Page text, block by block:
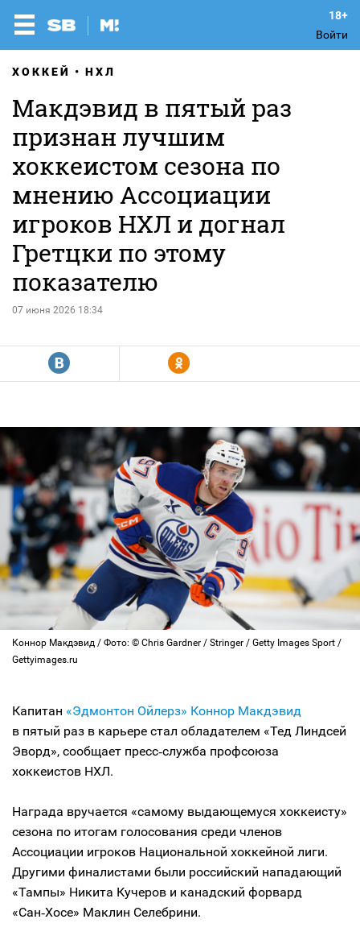
Войти
ХОККЕЙ НХЛ
Макдэвид в пятый раз
признан лучшим
хоккеистом сезона по
мнению Ассоциации
игроков НХЛ и догнал
Гретцки по этому
показателю
07 июня 2026 18:34
R Y
Коннор Макдэвид / Фото: © Chris Gardner / Stringer / Getty Images Sport /
Gettyimages.ru
Капитан «Эдмонтон Ойлерз» Коннор Макдэвид
в пятый раз в карьере стал обладателем «Тед Линдсей
Эворд», сообщает пресс‑служба профсоюза
хоккеистов НХЛ.
Награда вручается «самому выдающемуся хоккеисту»
сезона по итогам голосования среди членов
Ассоциации игроков Национальной хоккейной лиги.
Другими финалистами были российский нападающий
«Тампы» Никита Кучеров и канадский форвард
«Сан‑Хосе» Маклин Селебрини.